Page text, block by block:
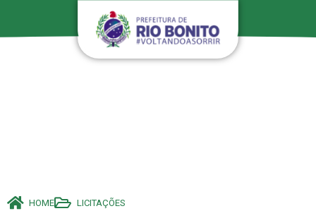
HOME LICITAÇÕES